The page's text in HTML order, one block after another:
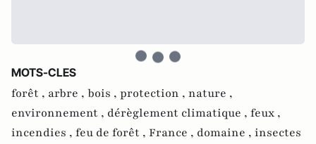
MOTS-CLES
forêt , arbre , bois , protection , nature ,
environnement , dérèglement climatique , feux ,
incendies , feu de forêt , France , domaine , insectes